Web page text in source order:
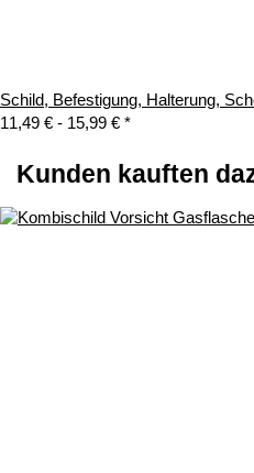
Schild, Befestigung, Halterung,
11,49 € - 15,99 € *
Kunden kauften